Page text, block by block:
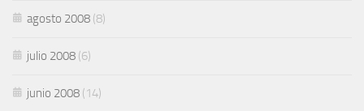
agosto 2008 (8)
julio 2008 (6)
junio 2008 (14)